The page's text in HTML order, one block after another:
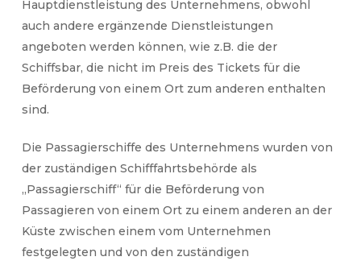
Hauptdienstleistung des Unternehmens, obwohl
auch andere ergänzende Dienstleistungen
angeboten werden können, wie z.B. die der
Schiffsbar, die nicht im Preis des Tickets für die
Beförderung von einem Ort zum anderen enthalten
sind.
Die Passagierschiffe des Unternehmens wurden von
der zuständigen Schifffahrtsbehörde als
„Passagierschiff“ für die Beförderung von
Passagieren von einem Ort zu einem anderen an der
Küste zwischen einem vom Unternehmen
festgelegten und von den zuständigen